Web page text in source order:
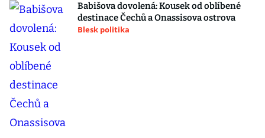
Babišova dovolená: Kousek od oblíbené
destinace Čechů a Onassisova ostrova
Blesk politika